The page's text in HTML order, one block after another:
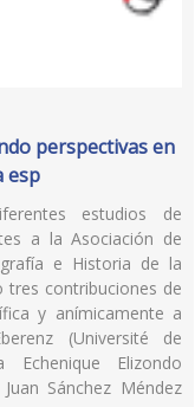
perspectivas en
esp
estudios de
a la Asociación de
e Historia de la
tres contribuciones de
y anímicamente a
(Université de
Elizondo
Sánchez Méndez